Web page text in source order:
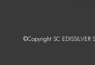
©Copyright SC EDISSILVER